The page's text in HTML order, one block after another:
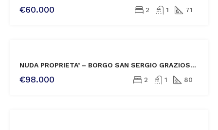
€60.000 2 1 71
NUDA PROPRIETA’ – BORGO SAN SERGIO GRAZIOSO TRILOCALE CON BALCONCINO
€98.000 2 1 80